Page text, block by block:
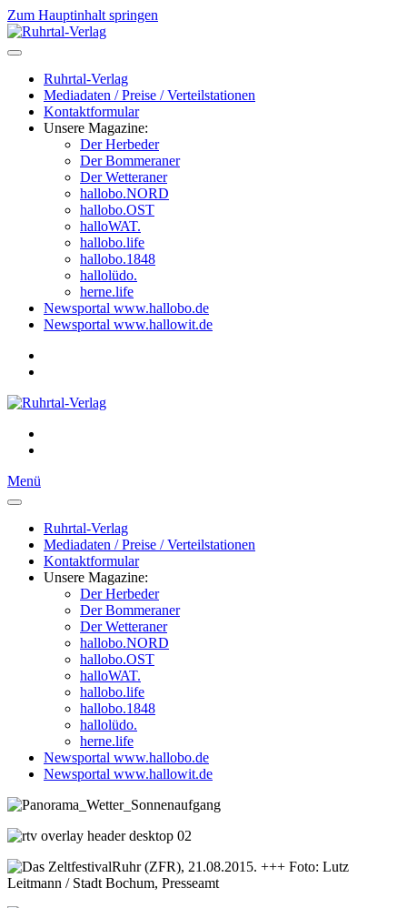
Zum Hauptinhalt springen
Ruhrtal-Verlag
Mediadaten / Preise / Verteilstationen
Kontaktformular
Unsere Magazine:
Der Herbeder
Der Bommeraner
Der Wetteraner
hallobo.NORD
hallobo.OST
halloWAT.
hallobo.life
hallobo.1848
hallolüdo.
herne.life
Newsportal www.hallobo.de
Newsportal www.hallowit.de
Menü
Ruhrtal-Verlag
Mediadaten / Preise / Verteilstationen
Kontaktformular
Unsere Magazine:
Der Herbeder
Der Bommeraner
Der Wetteraner
hallobo.NORD
hallobo.OST
halloWAT.
hallobo.life
hallobo.1848
hallolüdo.
herne.life
Newsportal www.hallobo.de
Newsportal www.hallowit.de